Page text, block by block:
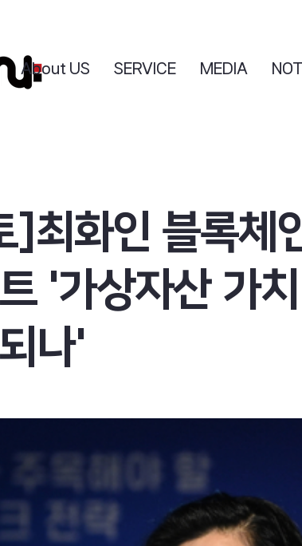
About US SERVICE MEDIA
]최화인 블록체
'가상자산 가치
나'